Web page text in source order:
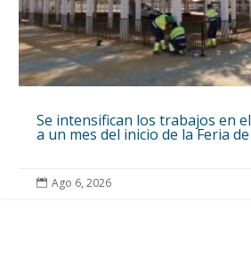
Se intensifican los trabajos en
a un mes del inicio de la Feria
 Ago 6, 2026